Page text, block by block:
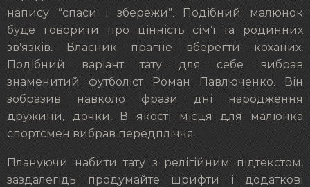
напису “спаси і збережи”. Подібний малюнок
буде говорити про цінність сім’ї та родинних
зв’язків. Власник прагне вберегти коханих.
Подібний варіант тату для себе вибрав
знаменитий футболіст Роман Павлюченко. Він
зобразив навколо фрази дні народження
дружини, дочки. В якості місця для малюнка
спортсмен вибрав передпліччя.
Плануючи набити тату з релігійним підтекстом,
заздалегідь продумайте шрифти і додаткові